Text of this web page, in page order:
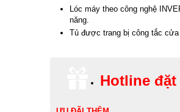
Lóc máy theo công nghệ
năng.
Tủ được trang bị công tắc cửa
Hotline đặt